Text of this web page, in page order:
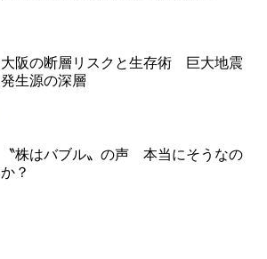
大阪の断層リスクと生存術 巨大地震
発生源の深層
〝株はバブル〟の声 本当にそうなの
か？